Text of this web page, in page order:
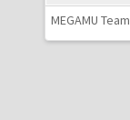
MEGAMU